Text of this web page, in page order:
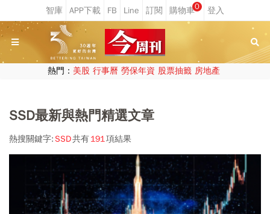
0
熱門： 美股 行事曆 勞保年資 股票抽籤 房地產
SSD最新與熱門精選文章
熱搜關鍵字:SSD共有191項結果